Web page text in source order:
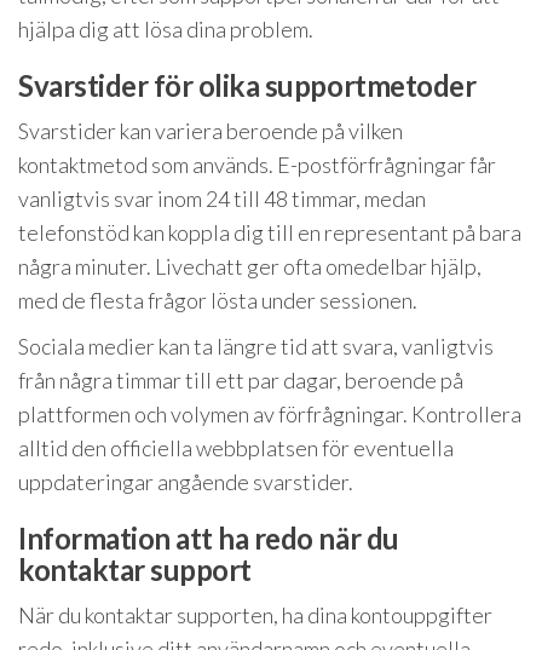
hjälpa dig att lösa dina problem.
Svarstider för olika supportmetoder
Svarstider kan variera beroende på vilken
kontaktmetod som används. E-postförfrågningar får
vanligtvis svar inom 24 till 48 timmar, medan
telefonstöd kan koppla dig till en representant på bara
några minuter. Livechatt ger ofta omedelbar hjälp,
med de flesta frågor lösta under sessionen.
Sociala medier kan ta längre tid att svara, vanligtvis
från några timmar till ett par dagar, beroende på
plattformen och volymen av förfrågningar. Kontrollera
alltid den officiella webbplatsen för eventuella
uppdateringar angående svarstider.
Information att ha redo när du
kontaktar support
När du kontaktar supporten, ha dina kontouppgifter